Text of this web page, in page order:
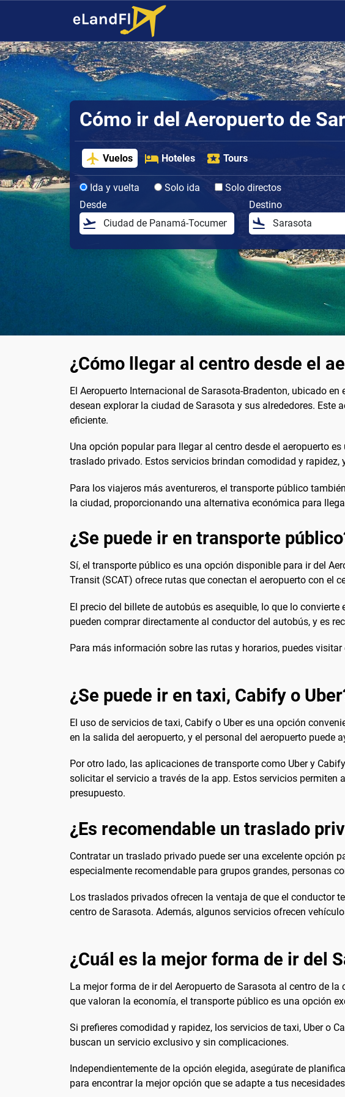
Cómo ir del Aeropuerto de
Vuelos Hoteles Tours
Ida y vuelta Solo ida
Solo directos
Desde
Destino
¿Cómo llegar al centro desde el
El Aeropuerto Internacional de Sarasota-Bradenton, ubicado
desean explorar la ciudad de Sarasota y sus alrededores.
eficiente.
Una opción popular para llegar al centro desde el aeropuerto
traslado privado. Estos servicios brindan comodidad y
Para los viajeros más aventureros, el transporte público
la ciudad, proporcionando una alternativa económica para
¿Se puede ir en transporte
Sí, el transporte público es una opción disponible para ir del
Transit (SCAT) ofrece rutas que conectan el aeropuerto con el
El precio del billete de autobús es asequible, lo que lo
pueden comprar directamente al conductor del autobús, y es
Para más información sobre las rutas y horarios, puedes
¿Se puede ir en taxi, Cabify o
El uso de servicios de taxi, Cabify o Uber es una opción
en la salida del aeropuerto, y el personal del aeropuerto puede
Por otro lado, las aplicaciones de transporte como Uber y
solicitar el servicio a través de la app. Estos servicios
presupuesto.
¿Es recomendable un traslado
Contratar un traslado privado puede ser una excelente opción
especialmente recomendable para grupos grandes, personas
Los traslados privados ofrecen la ventaja de que el conductor
centro de Sarasota. Además, algunos servicios ofrecen
¿Cuál es la mejor forma de ir del
La mejor forma de ir del Aeropuerto de Sarasota al centro de
que valoran la economía, el transporte público es una opción
Si prefieres comodidad y rapidez, los servicios de taxi, Uber o
buscan un servicio exclusivo y sin complicaciones.
Independientemente de la opción elegida, asegúrate de
para encontrar la mejor opción que se adapte a tus